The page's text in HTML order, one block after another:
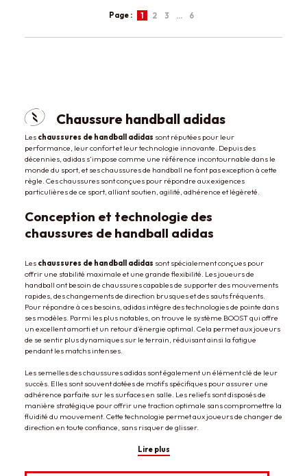
Page : 1 2 3 … 6
Chaussure handball adidas
Les chaussures de handball adidas sont réputées pour leur
performance, leur confort et leur technologie innovante. Depuis des
décennies, adidas s’impose comme une référence incontournable dans le
monde du sport, et ses chaussures de handball ne font pas exception à cette
règle. Ces chaussures sont conçues pour répondre aux exigences
particulières de ce sport, alliant soutien, agilité, adhérence et légèreté.
Conception et technologie des
chaussures de handball adidas
Les chaussures de handball adidas sont spécialement conçues pour
offrir une stabilité maximale et une grande flexibilité. Les joueurs de
handball ont besoin de chaussures capables de supporter des mouvements
rapides, des changements de direction brusques et des sauts fréquents.
Pour répondre à ces besoins, adidas intègre des technologies de pointe dans
ses modèles. Parmi les plus notables, on trouve le système BOOSTqui offre
un excellent amorti et un retour d'énergie optimal. Cela permet aux joueurs
de se sentir plus dynamiques sur le terrain, réduisant ainsi la fatigue
pendant les matchs intenses.
Les semelles des chaussures adidas sont également un élément clé de leur
succès. Elles sont souvent dotées de motifs spécifiques pour assurer une
adhérence parfaite sur les surfaces en salle. Les reliefs sont disposés de
manière stratégique pour offrir une traction optimale sans compromettre la
fluidité du mouvement. Cette technologie permet aux joueurs de changer de
direction en toute confiance, sans risquer de glisser.
Lire plus